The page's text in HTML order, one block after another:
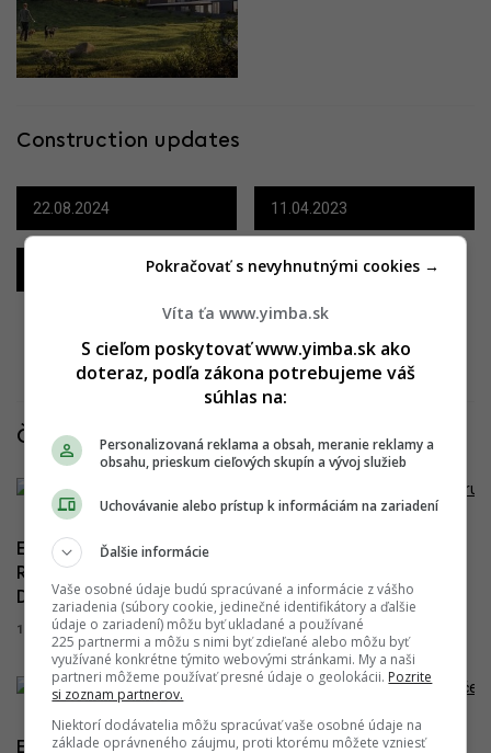
Construction updates
22.08.2024 11.04.2023
Všetky fotografie
Články k projektu
Exkluzívne bývanie v Dúbravke napreduje. Villa
Rustica sa rozširuje o ďalšiu etapu, zlepší tvár
Dúbravky
18.03.2025 09:35:00 SIMONA SCHREINEROVÁ
Elegantné vlny nad Dúbravkou. Villa Rustica –
Víta ťa www.yimba.sk
S cieľom poskytovať www.yimba.sk ako
doteraz, podľa zákona potrebujeme váš
súhlas na:
Personalizovaná reklama a obsah, meranie reklamy a
obsahu, prieskum cieľových skupín a vývoj služieb
Uchovávanie alebo prístup k informáciám na zariadení
Ďalšie informácie
Vaše osobné údaje budú spracúvané a informácie z vášho
zariadenia (súbory cookie, jedinečné identifikátory a ďalšie
údaje o zariadení) môžu byť ukladané a používané
225 partnermi a môžu s nimi byť zdieľané alebo môžu byť
využívané konkrétne týmito webovými stránkami. My a naši
partneri môžeme používať presné údaje o geolokácii. Pozrite
si zoznam partnerov.
Niektorí dodávatelia môžu spracúvať vaše osobné údaje na
základe oprávneného záujmu, proti ktorému môžete vzniesť
Pokračovať s nevyhnutnými cookies →